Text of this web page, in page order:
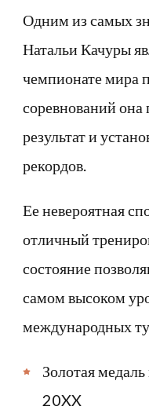
Одним из самых
Натальи Качуры
чемпионате мира
соревнований
результат и
рекордов.
Ее невероятная
отличный
состояние
самом высоком
международных
Золотая
20XX